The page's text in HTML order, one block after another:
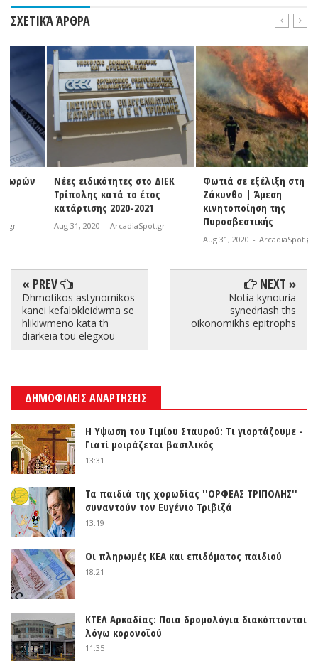
ΣΧΕΤΙΚΆ ΆΡΘΡΑ
Νέες ειδικότητες στο ΔΙΕΚ
Τρίπολης κατά το έτος
κατάρτισης 2020-2021
Aug 31, 2020 - ArcadiaSpot.gr
Φωτιά σε εξέλιξη στη
Ζάκυνθο | Άμεση
κινητοποίηση της
Πυροσβεστικής
Aug 31, 2020 - ArcadiaSpot.gr
« PREV
Dhmotikos astynomikos
kanei kefalokleidwma se
hlikiwmeno kata th
diarkeia tou elegxou
NEXT »
Notia kynouria
synedriash ths
oikonomikhs epitrophs
ΔΗΜΟΦΙΛΕΙΣ ΑΝΑΡΤΗΣΕΙΣ
Η Υψωση του Τιμίου Σταυρού: Τι γιορτάζουμε -
Γιατί μοιράζεται βασιλικός
13:31
Τα παιδιά της χορωδίας ''ΟΡΦΕΑΣ ΤΡΙΠΟΛΗΣ''
συναντούν τον Ευγένιο Τριβιζά
13:19
Οι πληρωμές ΚΕΑ και επιδόματος παιδιού
18:21
ΚΤΕΛ Αρκαδίας: Ποια δρομολόγια διακόπτονται
λόγω κορονοϊού
11:35